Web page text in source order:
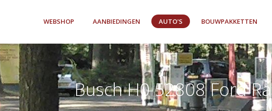
WEBSHOP AANBIEDINGEN AUTO'S BOUWPAKKETTEN
Busch H0 52808 Ford